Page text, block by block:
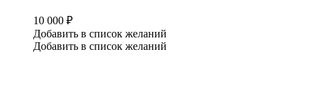
10 000 ₽
Добавить в список желаний
Добавить в список желаний